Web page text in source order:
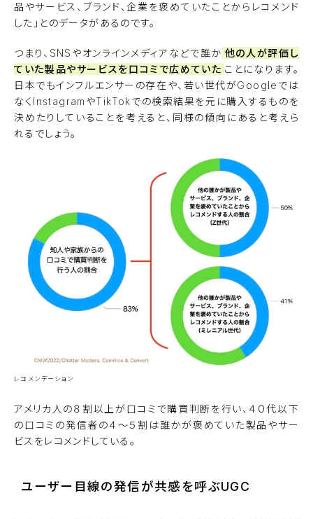
品やサービス、ブランド、企業を褒めていたことからレコメンド
した」とのデータがあるのです。
つまり、SNSやオンラインメディアなどで誰か 他の人が評価し
ていた製品やサービスを口コミで広めていた ことになります。
日本でもインフルエンサーの存在や、若い世代がGoogleでは
なくInstagramやTikTokでの検索結果を元に購入するものを
決めたりしていることを考えると、同様の傾向にあると考えら
れるでしょう。
レコメンデーション
アメリカ人の８割以上が口コミで購買判断を行い、４０代以下
の口コミの発信者の４〜５割は誰かが褒めていた製品やサー
ビスをレコメンドしている。
ユーザー目線の発信が共感を呼ぶUGC